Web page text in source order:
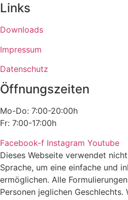
Links
Downloads
Impressum
Datenschutz
Öffnungszeiten
Mo-Do: 7:00-20:00h
Fr: 7:00-17:00h
Facebook-f Instagram Youtube
Dieses Webseite verwendet
Sprache, um eine einfache und
ermöglichen. Alle
Personen jeglichen